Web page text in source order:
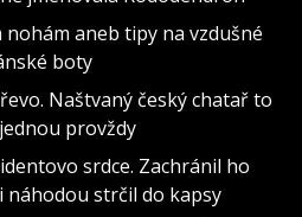
nohám aneb tipy na vzdušné
boty
Naštvaný český chatař to
provždy
srdce. Zachránil ho
náhodou strčil do kapsy